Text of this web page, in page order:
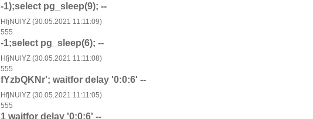
-1);select pg_sleep(9); --
HfjNUlYZ (30.05.2021 11:11:09)
555
-1;select pg_sleep(6); --
HfjNUlYZ (30.05.2021 11:11:08)
555
fYzbQKNr'; waitfor delay '0:0:6' --
HfjNUlYZ (30.05.2021 11:11:05)
555
1 waitfor delay '0:0:6' --